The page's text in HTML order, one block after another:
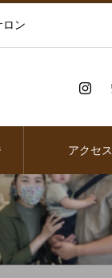
ロン
アクセス